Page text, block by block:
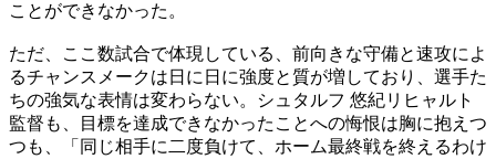
ことができなかった。
ただ、ここ数試合で体現している、前向きな守備と速攻によ
るチャンスメークは日に日に強度と質が増しており、選手た
ちの強気な表情は変わらない。シュタルフ 悠紀リヒャルト
監督も、目標を達成できなかったことへの悔恨は胸に抱えつ
つも、「同じ相手に二度負けて、ホーム最終戦を終えるわけ